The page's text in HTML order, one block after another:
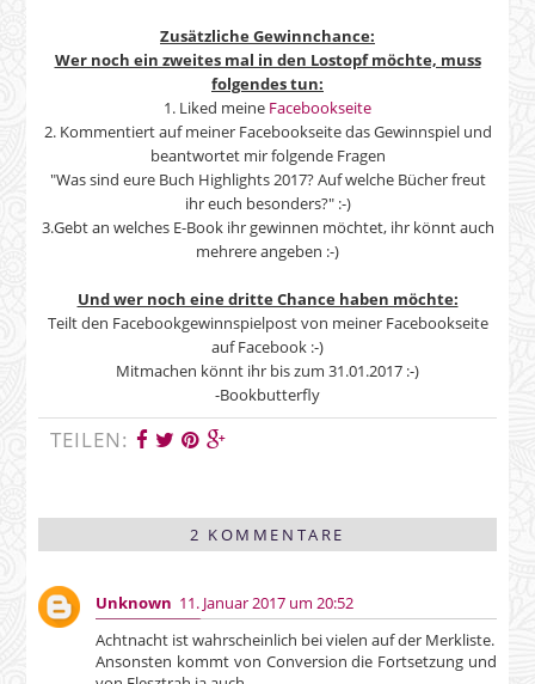
Zusätzliche Gewinnchance:
Wer noch ein zweites mal in den Lostopf möchte, muss
folgendes tun:
1. Liked meine Facebookseite
2. Kommentiert auf meiner Facebookseite das Gewinnspiel und
beantwortet mir folgende Fragen
"Was sind eure Buch Highlights 2017? Auf welche Bücher freut
ihr euch besonders?" :-)
3.Gebt an welches E-Book ihr gewinnen möchtet, ihr könnt auch
mehrere angeben :-)
Und wer noch eine dritte Chance haben möchte:
Teilt den Facebookgewinnspielpost von meiner Facebookseite
auf Facebook :-)
Mitmachen könnt ihr bis zum 31.01.2017 :-)
-Bookbutterfly
TEILEN:
2 KOMMENTARE
Unknown 11. Januar 2017 um 20:52
Achtnacht ist wahrscheinlich bei vielen auf der Merkliste.
Ansonsten kommt von Conversion die Fortsetzung und